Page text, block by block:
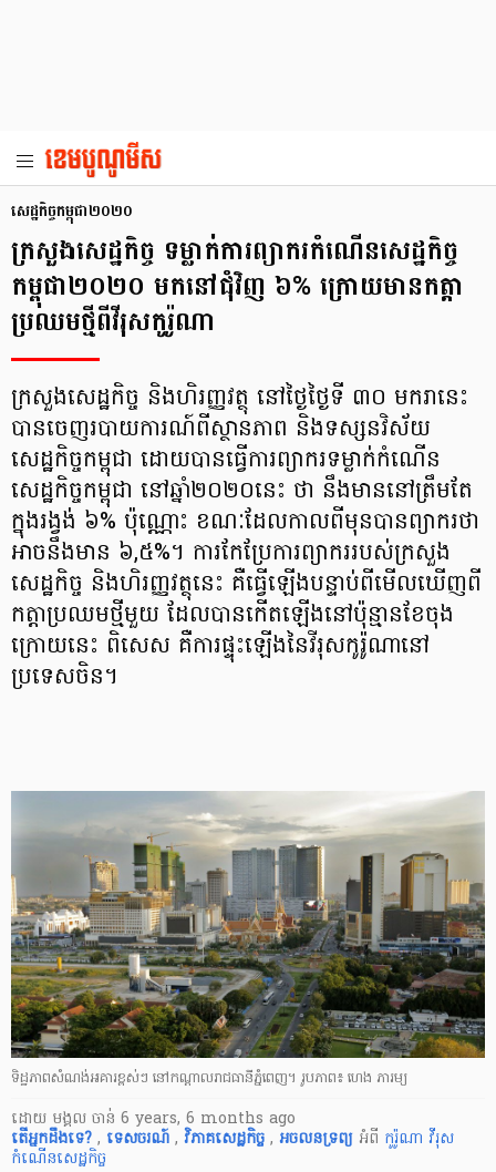
សេដ្ឋកិច្ច​កម្ពុជា​២០២០
ក្រសួងសេដ្ឋកិច្ច ទម្លាក់ការព្យាករកំណើនសេដ្ឋកិច្ច
កម្ពុជា២០២០ មកនៅជុំវិញ ៦% ក្រោយមានកត្តា
ប្រឈមថ្មីពីវីរុសកូរ៉ូណា
ក្រសួងសេដ្ឋកិច្ច និងហិរញ្ញវត្ថុ នៅថ្ងៃថ្ងៃទី ៣០ មករានេះ
បានចេញរបាយការណ៍ពីស្ថានភាព និងទស្សនវិស័យ
សេដ្ឋកិច្ចកម្ពុជា ដោយបានធ្វើការព្យាករទម្លាក់កំណើន
សេដ្ឋកិច្ចកម្ពុជា នៅឆ្នាំ២០២០នេះ ថា នឹងមាននៅត្រឹមតែ
ក្នុងរង្វង់ ៦% ប៉ុណ្ណោះ ខណៈដែលកាលពីមុនបានព្យាករថា
អាចនឹងមាន ៦,៥%។ ការកែប្រែការព្យាកររបស់ក្រសួង
សេដ្ឋកិច្ច និងហិរញ្ញវត្ថុនេះ គឺធ្វើឡើងបន្ទាប់ពីមើលឃើញពី
កត្តាប្រឈមថ្មីមួយ ដែលបានកើតឡើងនៅប៉ុន្មានខែចុង
ក្រោយនេះ ពិសេស គឺការផ្ទុះឡើងនៃវីរុសកូរ៉ូណានៅ
ប្រទេសចិន។
ទិដ្ឋភាព​សំណង់អគារ​ខ្ពស់ៗ នៅ​កណ្ដាល​រាជធានី​ភ្នំពេញ។ រូបភាព៖ ហេង ភារម្យ
ដោយ មង្គល ចាន់ 6 years, 6 months ago
តើ​អ្នក​ដឹងទេ? , ទេសចរណ៍ , វិភាគសេដ្ឋកិច្ច , អចលនទ្រព្យ អំពី កូរ៉ូណា វីរុស
កំណើនសេដ្ឋកិច្ច